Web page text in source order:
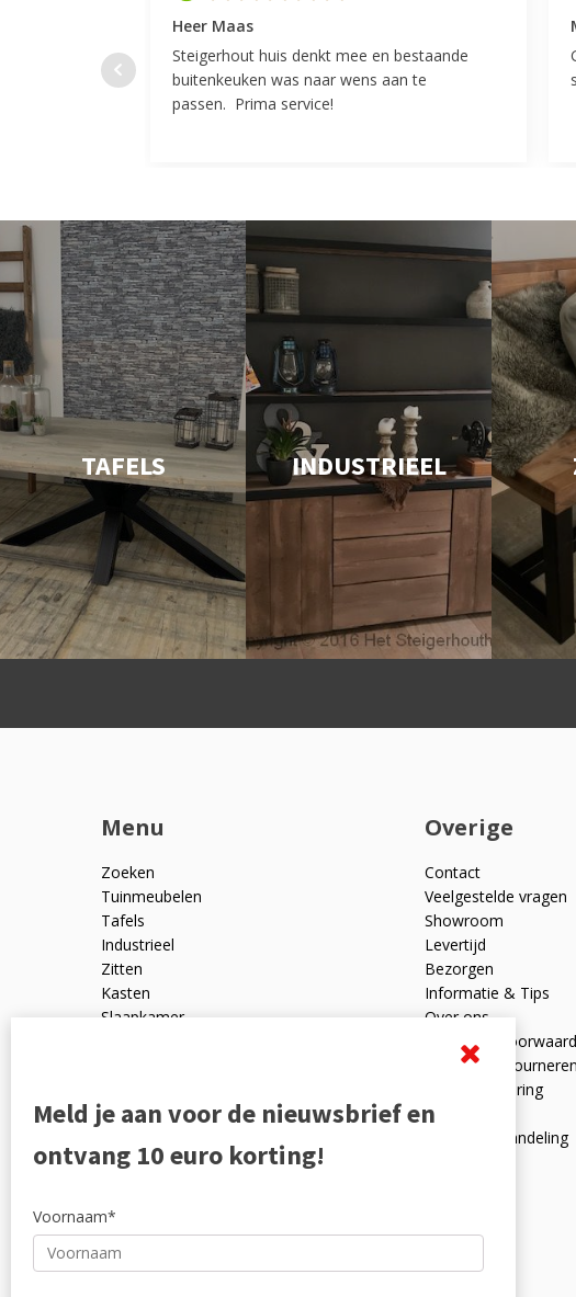
Heer Maas
Steigerhout huis denkt mee en bestaande
buitenkeuken was naar wens aan te
passen. Prima service!
TAFELS INDUSTRIEEL
Menu
Zoeken
Tuinmeubelen
Tafels
Industrieel
Zitten
Kasten
Slaapkamer
Outlet
Overige
Contact
Veelgestelde vragen
Showroom
Levertijd
Bezorgen
Informatie & Tips
Over ons
Algemene
Ruilen en retourneren
Privacyverklaring
Reviewpolicy
Klachtenafhandeling
Meld je aan voor de nieuwsbrief en
ontvang 10 euro korting!
Voornaam*